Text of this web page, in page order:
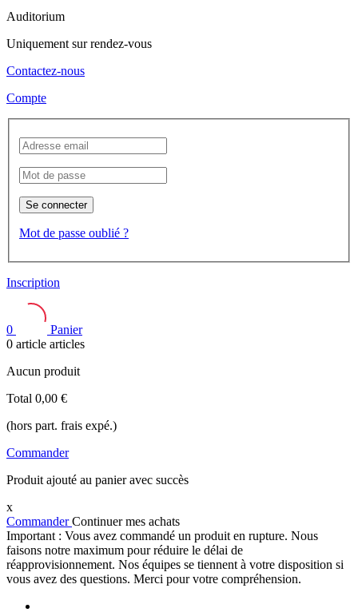
Auditorium
Uniquement sur rendez-vous
Contactez-nous
Compte
Se connecter
Mot de passe oublié ?
Inscription
0
Panier
0 article articles
Aucun produit
Total 0,00 €
(hors part. frais expé.)
Commander
Produit ajouté au panier avec succès
x
CommanderContinuer mes achats
Important : Vous avez commandé un produit en rupture. Nous
faisons notre maximum pour réduire le délai de
réapprovisionnement. Nos équipes se tiennent à votre disposition si
vous avez des questions. Merci pour votre compréhension.